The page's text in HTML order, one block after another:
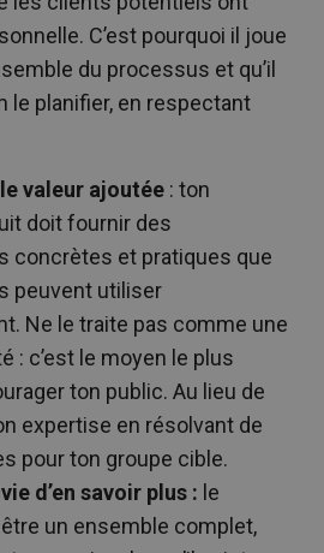
C’est pourquoi il joue
du processus et qu’il
le planifier, en respectant
valeur ajoutée : ton
doit fournir des
concrètes et pratiques que
peuvent utiliser
Ne le traite pas comme une
: c’est le moyen le plus
ton public. Au lieu de
expertise en résolvant de
pour ton groupe cible.
d’en savoir plus : le
un ensemble complet,